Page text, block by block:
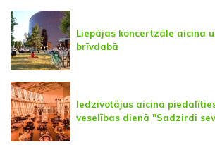
Liepājas koncertzāle aicina
brīvdabā
Iedzīvotājus aicina
veselības dienā "Sadzirdi